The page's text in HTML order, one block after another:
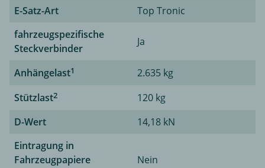
E-Satz-Art
Top Tronic
fahrzeugspezifische
Steckverbinder
Ja
Anhängelast1
2.635 kg
Stützlast2
120 kg
D-Wert
14,18 kN
Eintragung in
Fahrzeugpapiere
Nein